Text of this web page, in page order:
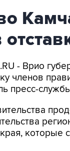
- Врио
членов
пресс-
которые